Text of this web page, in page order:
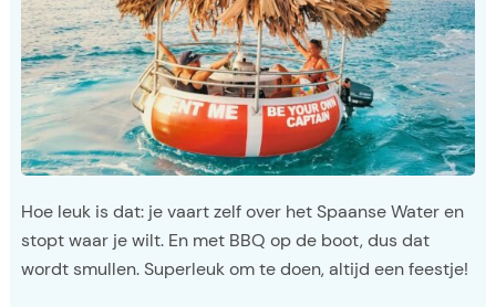
Hoe leuk is dat: je vaart zelf over het Spaanse Water en
stopt waar je wilt. En met BBQ op de boot, dus dat
wordt smullen. Superleuk om te doen, altijd een feestje!